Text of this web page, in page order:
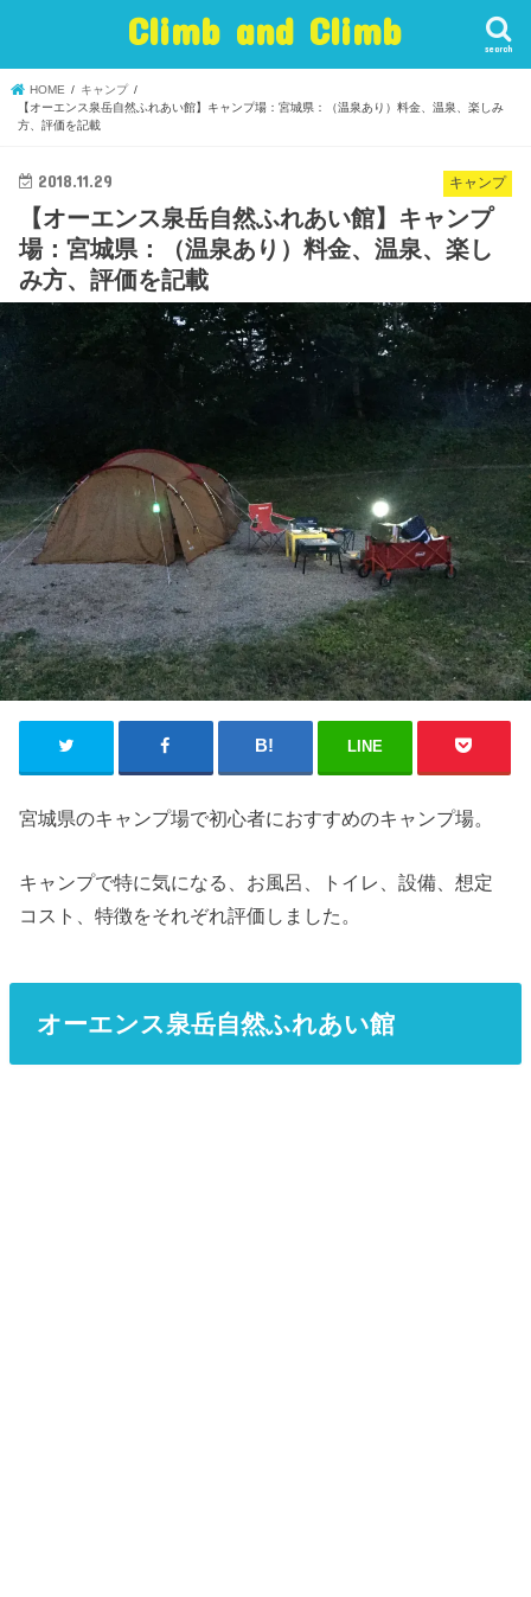
Climb and Climb search
HOME
キャンプ
【オーエンス泉岳自然ふれあい館】キャンプ場：宮城県：（温泉あり）料金、温泉、楽しみ
方、評価を記載
キャンプ
2018.11.29
【オーエンス泉岳自然ふれあい館】キャンプ
場：宮城県：（温泉あり）料金、温泉、楽し
み方、評価を記載
LINE
宮城県のキャンプ場で初心者におすすめのキャンプ場。
キャンプで特に気になる、お風呂、トイレ、設備、想定
コスト、特徴をそれぞれ評価しました。
オーエンス泉岳自然ふれあい館